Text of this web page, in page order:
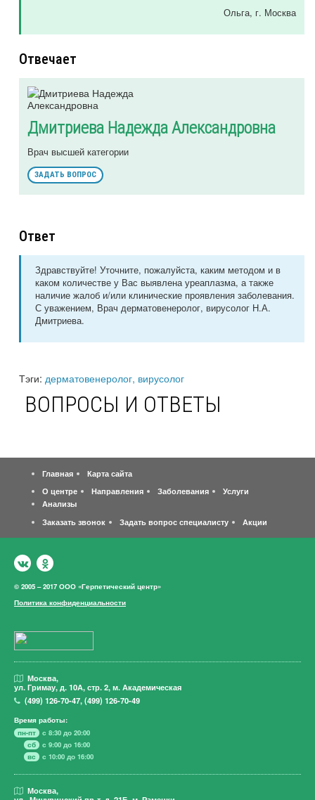
Ольга, г. Москва
Отвечает
Дмитриева Надежда Александровна
Врач высшей категории
ЗАДАТЬ ВОПРОС
Ответ
Здравствуйте! Уточните, пожалуйста, каким методом и в
каком количестве у Вас выявлена уреаплазма, а также
наличие жалоб и/или клинические проявления заболевания.
С уважением, Врач дерматовенеролог, вирусолог Н.А.
Дмитриева.
Тэги: дерматовенеролог, вирусолог
ВОПРОСЫ И ОТВЕТЫ
Главная
Карта сайта
О центре
Направления Заболевания
Услуги
Анализы
Заказать звонок
Задать вопрос специалисту Акции
© 2005 – 2017 ООО «Герпетический центр»
Политика конфиденциальности
Москва,
ул. Гримау, д. 10А, стр. 2, м. Академическая
(499)126-70-47,(499)126-70-49
Время работы:
пн-пт
с 8:30 до 20:00
сб
с 9:00 до 16:00
вс
с 10:00 до 16:00
Москва,